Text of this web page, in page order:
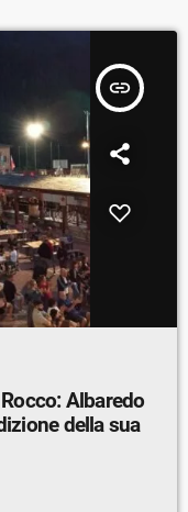
insert_link
Albaredo
della sua